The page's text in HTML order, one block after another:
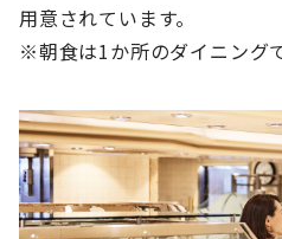
用意されています。
※朝食は1か所のダイニング